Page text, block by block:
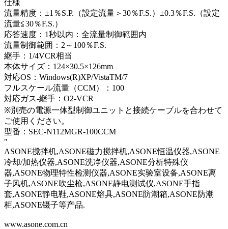
仕様
流量精度：±1％S.P.（設定流量＞30％F.S.）±0.3％F.S.（設定
流量≦30％F.S.）
応答速度：1秒以内：全流量制御範囲内
流量制御範囲：2～100％F.S.
継手：1/4VCR相当
本体サイズ：124×30.5×126mm
対応OS：Windows(R)XP/VistaTM/7
フルスケール流量（CCM）：100
対応ガス-継手：O2-VCR
※別売の電源一体型制御ユニットと接続ケーブルを合わせて
ご使用ください。
型番：SEC-N112MGR-100CCM
"
ASONE搅拌机,ASONE磁力搅拌机,ASONE恒温仪器,ASONE
冷却/加热仪器,ASONE洗净仪器,ASONE分析特殊仪
器,ASONE物理特性检测仪器,ASONE实验室设备,ASONE离
子风机,ASONE吹尘枪,ASONE静电测试仪,ASONE手指
套,ASONE静电鞋,ASONE熔具,ASONE防潮箱,ASONE防潮
柜,ASONE镊子等产品.
www.asone.com.cn